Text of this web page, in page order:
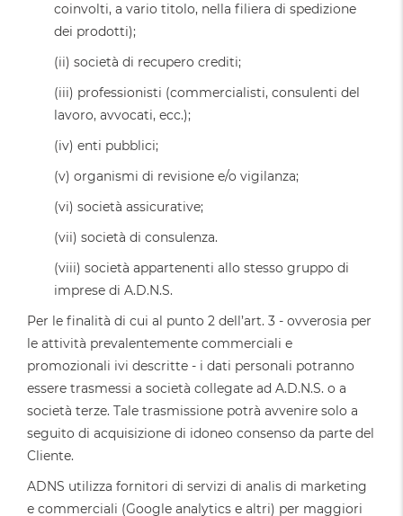
coinvolti, a vario titolo, nella filiera di spedizione
dei prodotti);
(ii) società di recupero crediti;
(iii) professionisti (commercialisti, consulenti del
lavoro, avvocati, ecc.);
(iv) enti pubblici;
(v) organismi di revisione e/o vigilanza;
(vi) società assicurative;
(vii) società di consulenza.
(viii) società appartenenti allo stesso gruppo di
imprese di A.D.N.S.
Per le finalità di cui al punto 2 dell’art. 3 - ovverosia per
le attività prevalentemente commerciali e
promozionali ivi descritte - i dati personali potranno
essere trasmessi a società collegate ad A.D.N.S. o a
società terze. Tale trasmissione potrà avvenire solo a
seguito di acquisizione di idoneo consenso da parte del
Cliente.
ADNS utilizza fornitori di servizi di analis di marketing
e commerciali (Google analytics e altri) per maggiori